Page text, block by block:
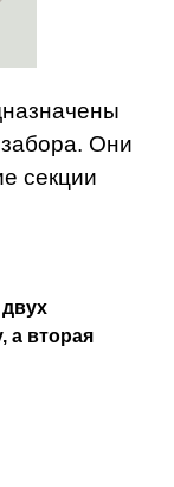
забора. Они
секции
а вторая